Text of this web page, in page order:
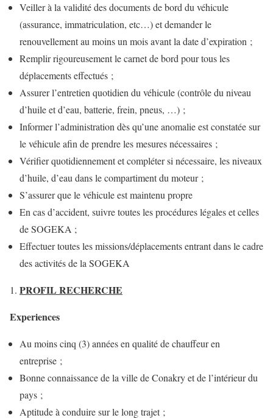
Veiller à la validité des documents de bord du véhicule
(assurance, immatriculation, etc…) et demander le
renouvellement au moins un mois avant la date d’expiration ;
Remplir rigoureusement le carnet de bord pour tous les
déplacements effectués ;
Assurer l’entretien quotidien du véhicule (contrôle du niveau
d’huile et d’eau, batterie, frein, pneus, …) ;
Informer l’administration dès qu’une anomalie est constatée sur
le véhicule afin de prendre les mesures nécessaires ;
Vérifier quotidiennement et compléter si nécessaire, les niveaux
d’huile, d’eau dans le compartiment du moteur ;
S’assurer que le véhicule est maintenu propre
En cas d’accident, suivre toutes les procédures légales et celles
de SOGEKA ;
Effectuer toutes les missions/déplacements entrant dans le cadre
des activités de la SOGEKA
PROFIL RECHERCHE
Experiences
Au moins cinq (3) années en qualité de chauffeur en
entreprise ;
Bonne connaissance de la ville de Conakry et de l’intérieur du
pays ;
Aptitude à conduire sur le long trajet ;